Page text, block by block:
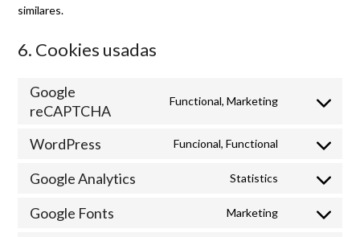
similares.
6. Cookies usadas
Google
reCAPTCHA
Functional, Marketing
Consent
google-
WordPress Funcional, Functional
Consent
wordpress
Google Analytics Statistics
Consent
Google Fonts Marketing
Consent